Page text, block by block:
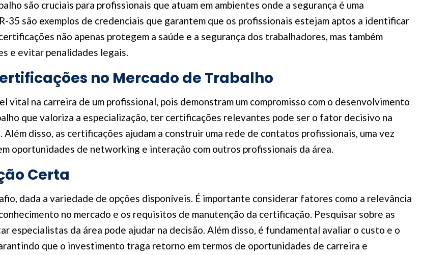
são cruciais para profissionais que atuam em ambientes onde a segurança é uma
35 são exemplos de credenciais que garantem que os profissionais estejam aptos a identificar
não apenas protegem a saúde e a segurança dos trabalhadores, mas também
e evitar penalidades legais.
no Mercado de Trabalho
vital na carreira de um profissional, pois demonstram um compromisso com o desenvolvimento
que valoriza a especialização, ter certificações relevantes pode ser o fator decisivo na
Além disso, as certificações ajudam a construir uma rede de contatos profissionais, uma vez
oportunidades de networking e interação com outros profissionais da área.
Certa
dada a variedade de opções disponíveis. É importante considerar fatores como a relevância
no mercado e os requisitos de manutenção da certificação. Pesquisar sobre as
especialistas da área pode ajudar na decisão. Além disso, é fundamental avaliar o custo e o
que o investimento traga retorno em termos de oportunidades de carreira e